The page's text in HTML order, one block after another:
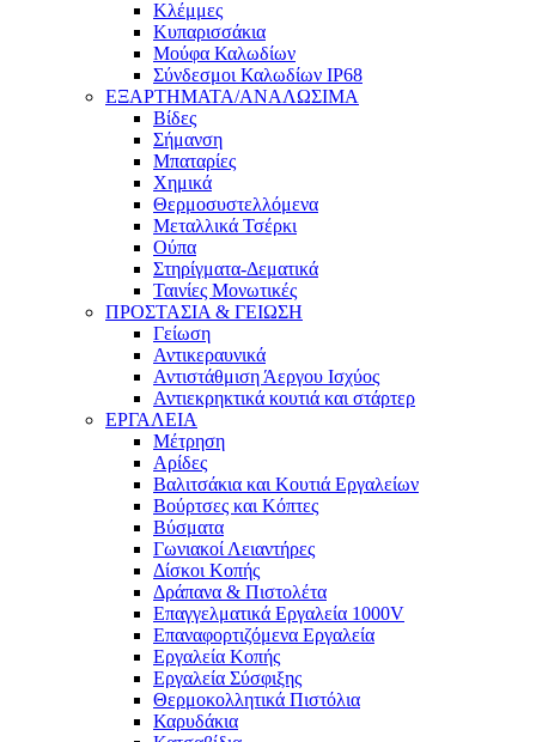
Κλέμμες
Κυπαρισσάκια
Μούφα Καλωδίων
Σύνδεσμοι Καλωδίων IP68
ΕΞΑΡΤΗΜΑΤΑ/ΑΝΑΛΩΣΙΜΑ
Βίδες
Σήμανση
Μπαταρίες
Χημικά
Θερμοσυστελλόμενα
Μεταλλικά Τσέρκι
Ούπα
Στηρίγματα-Δεματικά
Ταινίες Μονωτικές
ΠΡΟΣΤΑΣΙΑ & ΓΕΙΩΣΗ
Γείωση
Αντικεραυνικά
Αντιστάθμιση Άεργου Ισχύος
Αντιεκρηκτικά κουτιά και στάρτερ
ΕΡΓΑΛΕΙΑ
Μέτρηση
Αρίδες
Βαλιτσάκια και Κουτιά Εργαλείων
Βούρτσες και Κόπτες
Βύσματα
Γωνιακοί Λειαντήρες
Δίσκοι Κοπής
Δράπανα & Πιστολέτα
Επαγγελματικά Εργαλεία 1000V
Επαναφορτιζόμενα Εργαλεία
Εργαλεία Κοπής
Εργαλεία Σύσφιξης
Θερμοκολλητικά Πιστόλια
Καρυδάκια